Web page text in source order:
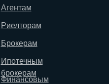
Агентам
Риелторам
Брокерам
Ипотечным
брокерам
Финансовым